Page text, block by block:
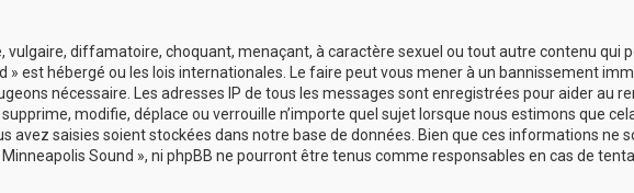
diffamatoire, choquant, menaçant, à caractère sexuel ou tout autre contenu qui
» est hébergé ou les lois internationales. Le faire peut vous mener à un bannissement
nécessaire. Les adresses IP de tous les messages sont enregistrées pour aider au
modifie, déplace ou verrouille n’importe quel sujet lorsque nous estimons que
saisies soient stockées dans notre base de données. Bien que ces informations ne
Sound », ni phpBB ne pourront être tenus comme responsables en cas de